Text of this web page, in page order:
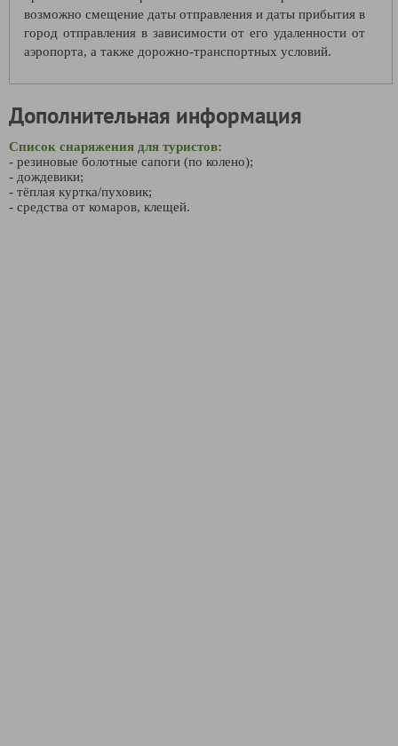
возможно смещение даты отправления и даты прибытия в
город отправления в зависимости от его удаленности от
аэропорта, а также дорожно-транспортных условий.
Дополнительная информация
Список снаряжения для туристов:
- резиновые болотные сапоги (по колено);
- дождевики;
- тёплая куртка/пуховик;
- средства от комаров, клещей.